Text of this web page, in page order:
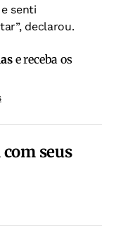
senti
declarou.
e receba os
seus